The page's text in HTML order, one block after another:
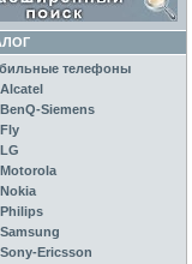
телефоны
Alcatel
BenQ-Siemens
Fly
LG
Motorola
Nokia
Philips
Samsung
Sony-Ericsson